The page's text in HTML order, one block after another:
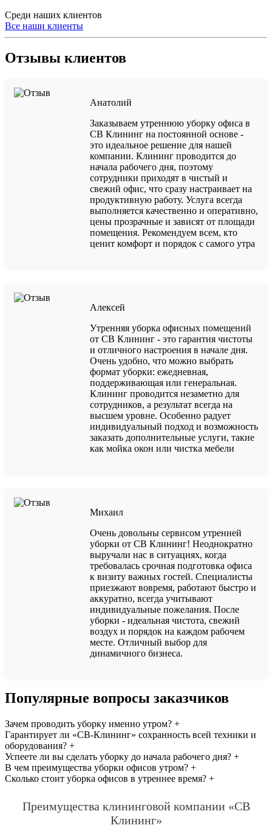
Среди наших клиентов
Все наши клиенты
Отзывы клиентов
Анатолий
Заказываем утреннюю уборку офиса в
СВ Клининг на постоянной основе -
это идеальное решение для нашей
компании. Клининг проводится до
начала рабочего дня, поэтому
сотрудники приходят в чистый и
свежий офис, что сразу настраивает на
продуктивную работу. Услуга всегда
выполняется качественно и оперативно,
цены прозрачные и зависят от площади
помещения. Рекомендуем всем, кто
ценит комфорт и порядок с самого утра
Алексей
Утренняя уборка офисных помещений
от СВ Клининг - это гарантия чистоты
и отличного настроения в начале дня.
Очень удобно, что можно выбрать
формат уборки: ежедневная,
поддерживающая или генеральная.
Клининг проводится незаметно для
сотрудников, а результат всегда на
высшем уровне. Особенно радует
индивидуальный подход и возможность
заказать дополнительные услуги, такие
как мойка окон или чистка мебели
Михаил
Очень довольны сервисом утренней
уборки от СВ Клининг! Неоднократно
выручали нас в ситуациях, когда
требовалась срочная подготовка офиса
к визиту важных гостей. Специалисты
приезжают вовремя, работают быстро и
аккуратно, всегда учитывают
индивидуальные пожелания. После
уборки - идеальная чистота, свежий
воздух и порядок на каждом рабочем
месте. Отличный выбор для
динамичного бизнеса.
Популярные вопросы заказчиков
Зачем проводить уборку именно утром? +
Гарантирует ли «СВ-Клининг» сохранность всей техники и
оборудования? +
Успеете ли вы сделать уборку до начала рабочего дня? +
В чем преимущества уборки офисов утром? +
Сколько стоит уборка офисов в утреннее время? +
Преимущества клининговой компании «СВ
Клининг»